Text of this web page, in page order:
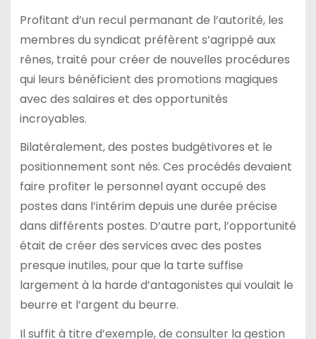
Profitant d’un recul permanant de l’autorité, les
membres du syndicat préfèrent s’agrippé aux
rênes, traité pour créer de nouvelles procédures
qui leurs bénéficient des promotions magiques
avec des salaires et des opportunités
incroyables.
Bilatéralement, des postes budgétivores et le
positionnement sont nés. Ces procédés devaient
faire profiter le personnel ayant occupé des
postes dans l’intérim depuis une durée précise
dans différents postes. D’autre part, l’opportunité
était de créer des services avec des postes
presque inutiles, pour que la tarte suffise
largement à la harde d’antagonistes qui voulait le
beurre et l’argent du beurre.
Il suffit à titre d’exemple, de consulter la gestion